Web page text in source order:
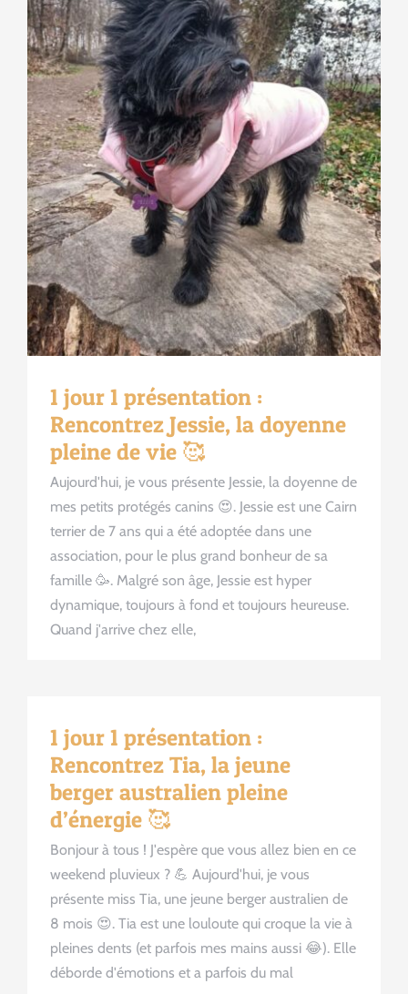
1 jour 1 présentation :
Rencontrez Jessie, la doyenne
pleine de vie 🥰
Aujourd'hui, je vous présente Jessie, la doyenne de
mes petits protégés canins 😍. Jessie est une Cairn
terrier de 7 ans qui a été adoptée dans une
association, pour le plus grand bonheur de sa
famille 🥳. Malgré son âge, Jessie est hyper
dynamique, toujours à fond et toujours heureuse.
Quand j'arrive chez elle,
1 jour 1 présentation :
Rencontrez Tia, la jeune
berger australien pleine
d’énergie 🥰
Bonjour à tous ! J'espère que vous allez bien en ce
weekend pluvieux ? 💪 Aujourd'hui, je vous
présente miss Tia, une jeune berger australien de
8 mois 😍. Tia est une louloute qui croque la vie à
pleines dents (et parfois mes mains aussi 😂). Elle
déborde d'émotions et a parfois du mal